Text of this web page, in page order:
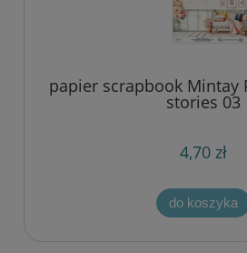
papier scrapbook Mintay
stories 03
4,70 zł
do koszyka